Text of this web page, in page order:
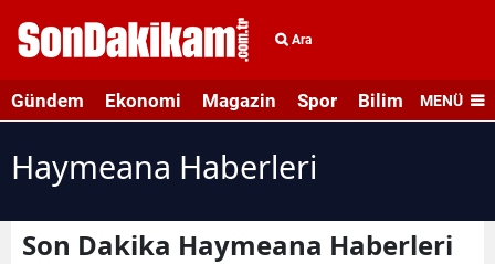
Ara
Gündem Ekonomi Magazin Spor Bilim veMENÜ
Haymeana Haberleri
Son Dakika Haymeana Haberleri